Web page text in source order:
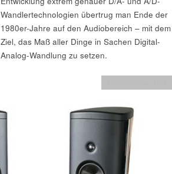
Wandlertechnologien übertrug man Ende der
1980er-Jahre auf den Audiobereich – mit dem
Ziel, das Maß aller Dinge in Sachen Digital-
Analog-Wandlung zu setzen.